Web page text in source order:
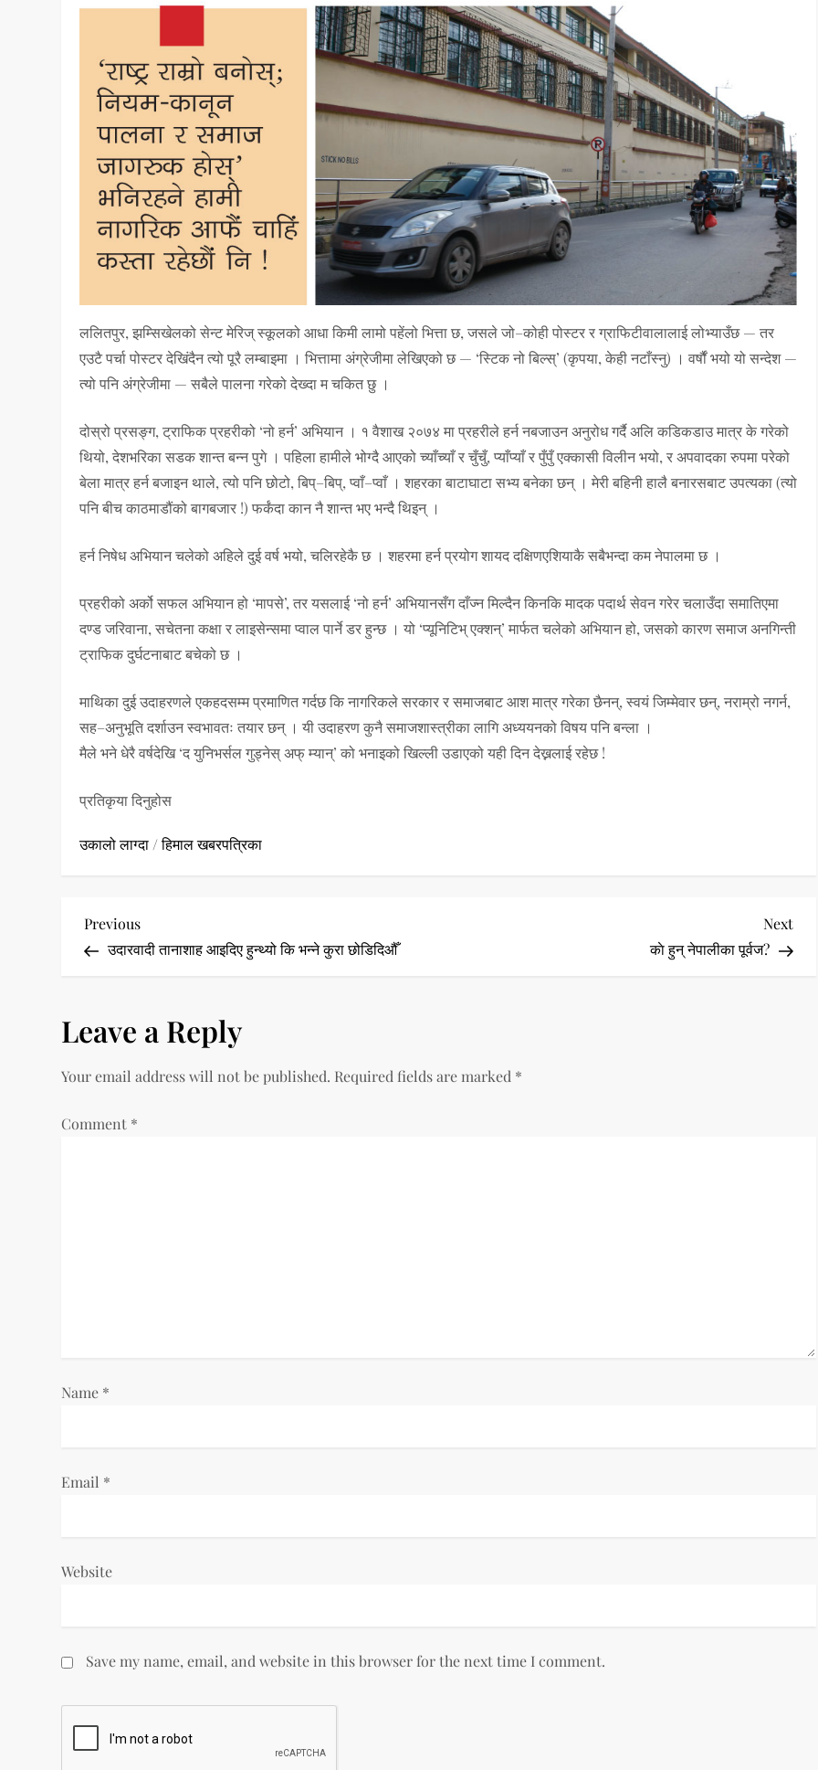
ललितपुर, झम्सिखेलको सेन्ट मेरिज् स्कूलको आधा किमी लामो पहेंलो भित्ता छ, जसले जो–कोही पोस्टर र ग्राफिटीवालालाई लोभ्याउँछ — तर
एउटै पर्चा पोस्टर देखिंदैन त्यो पूरै लम्बाइमा । भित्तामा अंग्रेजीमा लेखिएको छ — ‘स्टिक नो बिल्स्’ (कृपया, केही नटाँस्नु) । वर्षौं भयो यो सन्देश —
त्यो पनि अंग्रेजीमा — सबैले पालना गरेको देख्दा म चकित छु ।
दोस्रो प्रसङ्ग, ट्राफिक प्रहरीको ‘नो हर्न’ अभियान । १ वैशाख २०७४ मा प्रहरीले हर्न नबजाउन अनुरोध गर्दै अलि कडिकडाउ मात्र के गरेको
थियो, देशभरिका सडक शान्त बन्न पुगे । पहिला हामीले भोग्दै आएको च्याँच्याँ र चुँचुँ, प्याँप्याँ र पुँपुँ एक्कासी विलीन भयो, र अपवादका रुपमा परेको
बेला मात्र हर्न बजाइन थाले, त्यो पनि छोटो, बिप्–बिप्, प्वाँ–प्वाँ । शहरका बाटाघाटा सभ्य बनेका छन् । मेरी बहिनी हालै बनारसबाट उपत्यका (त्यो
पनि बीच काठमाडौंको बागबजार !) फर्कंदा कान नै शान्त भए भन्दै थिइन् ।
हर्न निषेध अभियान चलेको अहिले दुई वर्ष भयो, चलिरहेकै छ । शहरमा हर्न प्रयोग शायद दक्षिणएशियाकै सबैभन्दा कम नेपालमा छ ।
प्रहरीको अर्को सफल अभियान हो ‘मापसे’, तर यसलाई ‘नो हर्न’ अभियानसँग दाँज्न मिल्दैन किनकि मादक पदार्थ सेवन गरेर चलाउँदा समातिएमा
दण्ड जरिवाना, सचेतना कक्षा र लाइसेन्समा प्वाल पार्ने डर हुन्छ । यो ‘प्यूनिटिभ् एक्शन्’ मार्फत चलेको अभियान हो, जसको कारण समाज अनगिन्ती
ट्राफिक दुर्घटनाबाट बचेको छ ।
माथिका दुई उदाहरणले एकहदसम्म प्रमाणित गर्दछ कि नागरिकले सरकार र समाजबाट आश मात्र गरेका छैनन्, स्वयं जिम्मेवार छन्, नराम्रो नगर्न,
सह–अनुभूति दर्शाउन स्वभावतः तयार छन् । यी उदाहरण कुनै समाजशास्त्रीका लागि अध्ययनको विषय पनि बन्ला ।
मैले भने धेरै वर्षदेखि ‘द युनिभर्सल गुड्नेस् अफ् म्यान्’ को भनाइको खिल्ली उडाएको यही दिन देख्नलाई रहेछ !
प्रतिकृया दिनुहोस
उकालो लाग्दा /हिमाल खबरपत्रिका
P
o
t
n
a
o
Previous
Post
Previous
उदारवादी तानाशाह आइदिए हुन्थ्यो कि भन्ने कुरा छोडिदिऔँ
Next
Post
Next
काे हुन् नेपालीका पूर्वज?
Leave a Reply
Your email address will not be published. Required fields are marked *
Comment *
Name *
Email *
Website
Save my name, email, and website in this browser for the next time I comment.